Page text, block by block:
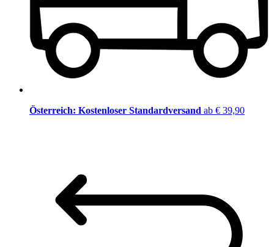
Österreich: Kostenloser Standardversand ab € 39,90